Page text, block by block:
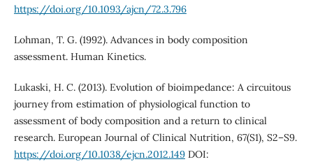
https://doi.org/10.1093/ajcn/72.3.796
Lohman, T. G. (1992). Advances in body composition
assessment. Human Kinetics.
Lukaski, H. C. (2013). Evolution of bioimpedance: A circuitous
journey from estimation of physiological function to
assessment of body composition and a return to clinical
research. European Journal of Clinical Nutrition, 67(S1), S2–S9.
https://doi.org/10.1038/ejcn.2012.149DOI: